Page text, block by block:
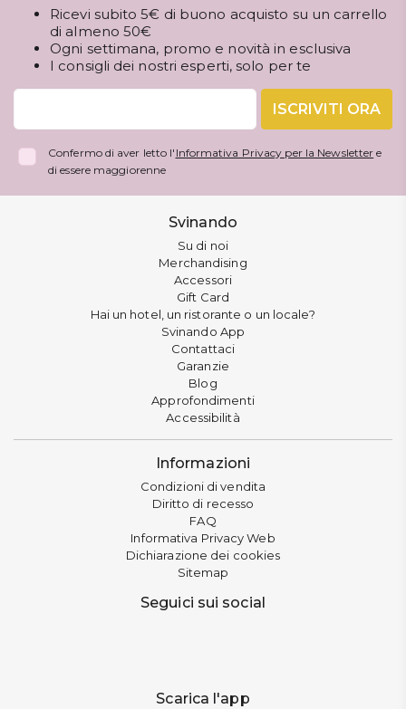
Ricevi subito 5€ di buono acquisto su un carrello
di almeno 50€
Ogni settimana, promo e novità in esclusiva
I consigli dei nostri esperti, solo per te
ISCRIVITI ORA
Confermo di aver letto l' Informativa Privacy per la Newsletter e
di essere maggiorenne
Svinando
Su di noi
Merchandising
Accessori
Gift Card
Hai un hotel, un ristorante o un locale?
Svinando App
Contattaci
Garanzie
Blog
Approfondimenti
Accessibilità
Informazioni
Condizioni di vendita
Diritto di recesso
FAQ
Informativa Privacy Web
Dichiarazione dei cookies
Sitemap
Seguici sui social
Scarica l'app